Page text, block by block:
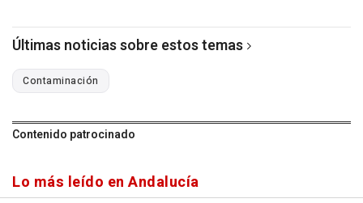
Últimas noticias sobre estos temas
Contaminación
Contenido patrocinado
Lo más leído en Andalucía